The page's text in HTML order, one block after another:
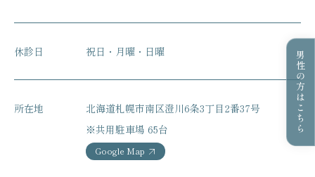
休診日 祝日・月曜・日曜
所在地
北海道札幌市南区澄川6条3丁目2番37号
※共用駐車場 65台
Google Map
男性の方はこちら